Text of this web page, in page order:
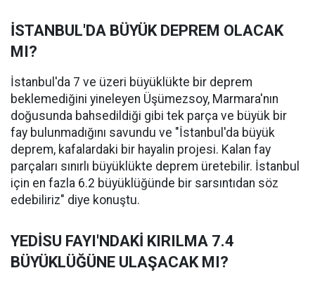
İSTANBUL'DA BÜYÜK DEPREM OLACAK
MI?
İstanbul'da 7 ve üzeri büyüklükte bir deprem
beklemediğini yineleyen Üşümezsoy, Marmara'nın
doğusunda bahsedildiği gibi tek parça ve büyük bir
fay bulunmadığını savundu ve "İstanbul'da büyük
deprem, kafalardaki bir hayalin projesi. Kalan fay
parçaları sınırlı büyüklükte deprem üretebilir. İstanbul
için en fazla 6.2 büyüklüğünde bir sarsıntıdan söz
edebiliriz" diye konuştu.
YEDİSU FAYI'NDAKİ KIRILMA 7.4
BÜYÜKLÜĞÜNE ULAŞACAK MI?